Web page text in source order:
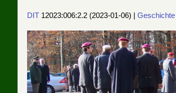
DIT 12023:006:2.2 (2023-01-06) |Geschichte